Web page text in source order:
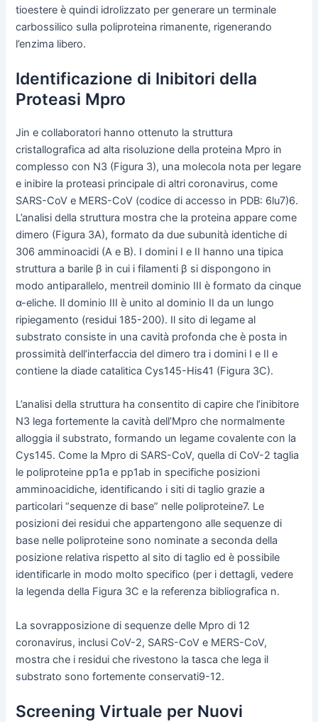
tioestere è quindi idrolizzato per generare un terminale
carbossilico sulla poliproteina rimanente, rigenerando
l’enzima libero.
Identificazione di Inibitori della
Proteasi Mpro
Jin e collaboratori hanno ottenuto la struttura
cristallografica ad alta risoluzione della proteina Mpro in
complesso con N3 (Figura 3), una molecola nota per legare
e inibire la proteasi principale di altri coronavirus, come
SARS-CoV e MERS-CoV (codice di accesso in PDB: 6lu7)6.
L’analisi della struttura mostra che la proteina appare come
dimero (Figura 3A), formato da due subunità identiche di
306 amminoacidi (A e B). I domini I e II hanno una tipica
struttura a barile β in cui i filamenti β si dispongono in
modo antiparallelo, mentreil dominio III è formato da cinque
α-eliche. Il dominio III è unito al dominio II da un lungo
ripiegamento (residui 185-200). Il sito di legame al
substrato consiste in una cavità profonda che è posta in
prossimità dell’interfaccia del dimero tra i domini I e II e
contiene la diade catalitica Cys145-His41 (Figura 3C).
L’analisi della struttura ha consentito di capire che l’inibitore
N3 lega fortemente la cavità dell’Mpro che normalmente
alloggia il substrato, formando un legame covalente con la
Cys145. Come la Mpro di SARS-CoV, quella di CoV-2 taglia
le poliproteine pp1a e pp1ab in specifiche posizioni
amminoacidiche, identificando i siti di taglio grazie a
particolari “sequenze di base” nelle poliproteine7. Le
posizioni dei residui che appartengono alle sequenze di
base nelle poliproteine sono nominate a seconda della
posizione relativa rispetto al sito di taglio ed è possibile
identificarle in modo molto specifico (per i dettagli, vedere
la legenda della Figura 3C e la referenza bibliografica n.
La sovrapposizione di sequenze delle Mpro di 12
coronavirus, inclusi CoV-2, SARS-CoV e MERS-CoV,
mostra che i residui che rivestono la tasca che lega il
substrato sono fortemente conservati9-12.
Screening Virtuale per Nuovi